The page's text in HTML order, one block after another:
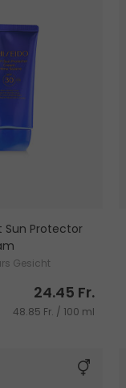
Sun Protector
Gesicht
24.45 Fr.
48.85 Fr. / 100 ml